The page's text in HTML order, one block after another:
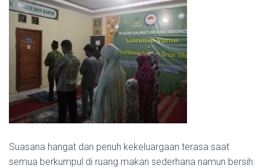
Suasana hangat dan penuh kekeluargaan terasa saat
semua berkumpul di ruang makan sederhana namun bersih.